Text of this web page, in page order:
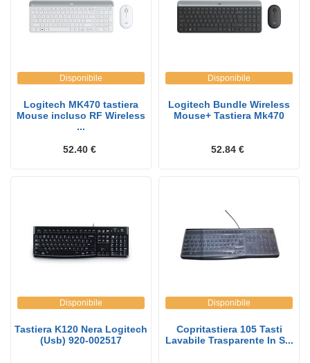
Disponibile
Logitech MK470 tastiera
Mouse incluso RF Wireless
...
52.40 €
Disponibile
Logitech Bundle Wireless
Mouse+ Tastiera Mk470
52.84 €
Disponibile
Tastiera K120 Nera Logitech
(Usb) 920-002517
Disponibile
Copritastiera 105 Tasti
Lavabile Trasparente In S...